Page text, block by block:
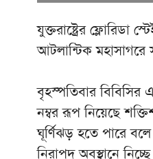
যুক্তরাষ্ট্রের ফ্লোরিডা
আটলান্টিক মহাসাগরে
বৃহস্পতিবার বিবিসির
নম্বর রূপ নিয়েছে
ঘূর্ণিঝড় হতে পারে
নিরাপদ অবস্থানে